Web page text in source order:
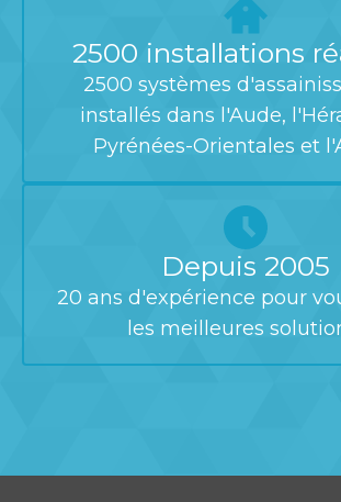
2500 installations
2500 systèmes
installés dans l'Aude,
Pyrénées-Orientales et
Depuis 2005
20 ans d'expérience pour
les meilleures